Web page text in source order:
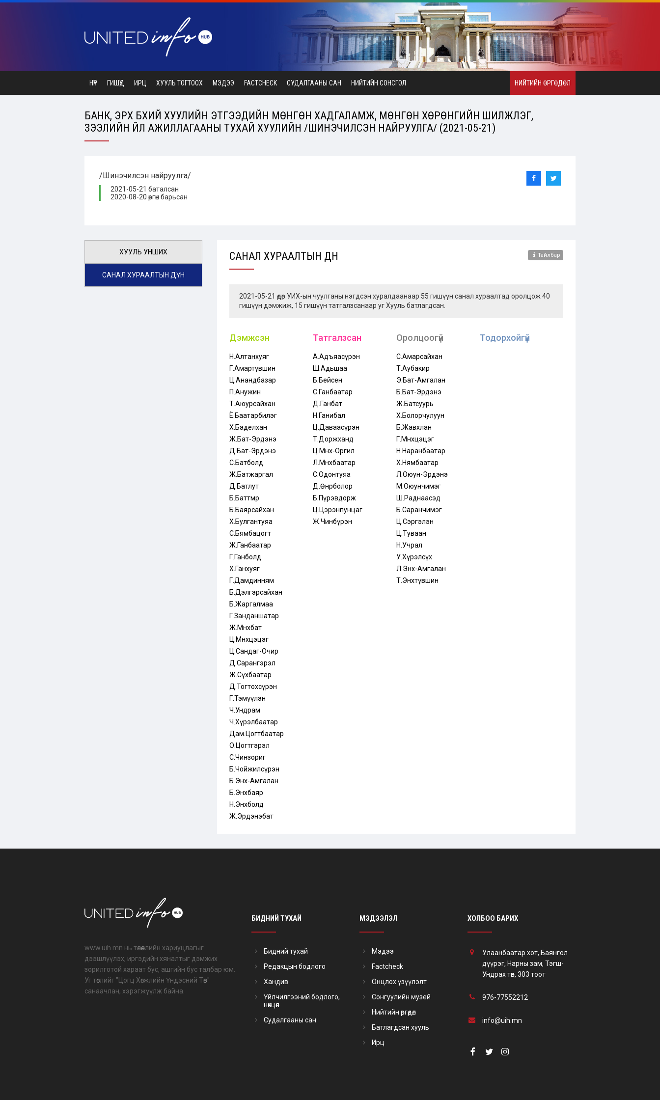
НҮҮР ГИШҮҮД ИРЦ ХУУЛЬ ТОГТООХ МЭДЭЭ FACTCHECK СУДАЛГААНЫ САН НИЙТИЙН СОНСГОЛ НИЙТИЙН ӨРГӨДӨЛ
БАНК, ЭРХ БҮХИЙ ХУУЛИЙН ЭТГЭЭДИЙН МӨНГӨН ХАДГАЛАМЖ, МӨНГӨН ХӨРӨНГИЙН ШИЛЖҮҮЛЭГ,
ЗЭЭЛИЙН ҮЙЛ АЖИЛЛАГААНЫ ТУХАЙ ХУУЛИЙН /ШИНЭЧИЛСЭН НАЙРУУЛГА/ (2021-05-21)
/Шинэчилсэн найруулга/
2021-05-21 баталсан
2020-08-20 өргөн барьсан
ХУУЛЬ УНШИХ
САНАЛ ХУРААЛТЫН ДҮН
САНАЛ ХУРААЛТЫН ДҮН Тайлбар
2021-05-21 өдөр УИХ-ын чуулганы нэгдсэн хуралдаанаар 55 гишүүн санал хураалтад оролцож 40
гишүүн дэмжиж, 15 гишүүн татгалзсанаар уг Хууль батлагдсан.
Дэмжсэн
Н.Алтанхуяг
Г.Амартүвшин
Ц.Анандбазар
П.Анужин
Т.Аюурсайхан
Ё.Баатарбилэг
Х.Баделхан
Ж.Бат-Эрдэнэ
Д.Бат-Эрдэнэ
С.Батболд
Ж.Батжаргал
Д.Батлут
Б.Баттөмөр
Б.Баярсайхан
Х.Булгантуяа
С.Бямбацогт
Ж.Ганбаатар
Г.Ганболд
Х.Ганхуяг
Г.Дамдинням
Б.Дэлгэрсайхан
Б.Жаргалмаа
Г.Занданшатар
Ж.Мөнхбат
Ц.Мөнхцэцэг
Ц.Сандаг-Очир
Д.Сарангэрэл
Ж.Сүхбаатар
Д.Тогтохсүрэн
Г.Тэмүүлэн
Ч.Ундрам
Ч.Хүрэлбаатар
Дам.Цогтбаатар
О.Цогтгэрэл
С.Чинзориг
Б.Чойжилсүрэн
Б.Энх-Амгалан
Б.Энхбаяр
Н.Энхболд
Ж.Эрдэнэбат
Татгалзсан
А.Адъяасүрэн
Ш.Адьшаа
Б.Бейсен
С.Ганбаатар
Д.Ганбат
Н.Ганибал
Ц.Даваасүрэн
Т.Доржханд
Ц.Мөнх-Оргил
Л.Мөнхбаатар
С.Одонтуяа
Д.Өнөрболор
Б.Пүрэвдорж
Ц.Цэрэнпунцаг
Ж.Чинбүрэн
Оролцоогүй
С.Амарсайхан
Т.Аубакир
Э.Бат-Амгалан
Б.Бат-Эрдэнэ
Ж.Батсуурь
Х.Болорчулуун
Б.Жавхлан
Г.Мөнхцэцэг
Н.Наранбаатар
Х.Нямбаатар
Л.Оюун-Эрдэнэ
М.Оюунчимэг
Ш.Раднаасэд
Б.Саранчимэг
Ц.Сэргэлэн
Ц.Туваан
Н.Учрал
У.Хүрэлсүх
Л.Энх-Амгалан
Т.Энхтүвшин
Тодорхойгүй
www.uih.mn нь төлөөллийн хариуцлагыг
дээшлүүлэх, иргэдийн хяналтыг дэмжих
зорилготой хараат бус, ашгийн бус талбар юм.
Уг төслийг "Цогц Хөгжлийн Үндэсний Төв"
санаачлан, хэрэгжүүлж байна.
БИДНИЙ ТУХАЙ
Бидний тухай
Редакцын бодлого
Хандив
Үйлчилгээний бодлого,
нөхцөл
Судалгааны сан
МЭДЭЭЛЭЛ
Мэдээ
Factcheck
Онцлох үзүүлэлт
Сонгуулийн музей
Нийтийн өргөдөл
Батлагдсан хууль
Ирц
ХОЛБОО БАРИХ
Улаанбаатар хот, Баянгол
дүүрэг, Нарны зам, Тэгш-
Ундрах төв, 303 тоот
976-77552212
info@uih.mn